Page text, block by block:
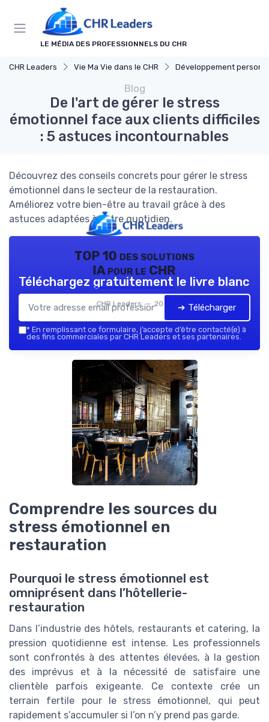
LE MÉDIA DES PROFESSIONNELS DU CHR
CHR Leaders Vie Ma Vie dans le CHR Développement
Blog
De l'art de gérer le stress
émotionnel face aux clients difficiles
: 5 astuces incontournables
Découvrez des conseils concrets pour gérer le stress
émotionnel dans le secteur de la restauration.
Améliorez votre bien-être au travail grâce à des
astuces adaptées à votre quotidien.
TOP 10 des solutions
IA pour le CHR
CHR Leaders — 2026
Téléchargez gratuitement le livre blanc
➔ Télécharger
* En remplissant ce formulaire, j’accepte d’être contacté(e) à
des fins commerciales par CHR Leaders et ses partenaires.
Comprendre les sources du
stress émotionnel en
restauration
Pourquoi le stress émotionnel est
omniprésent dans l’hôtellerie-
restauration
Dans l’industrie des hôtels, restaurants et catering, la
pression quotidienne est intense. Les professionnels
sont confrontés à des attentes élevées, à la gestion
des imprévus et à la nécessité de satisfaire une
clientèle parfois exigeante. Ce contexte crée un
terrain fertile pour le stress émotionnel, qui peut
rapidement s’accumuler si l’on n’y prend pas garde.
Panneau de gestion des cookies